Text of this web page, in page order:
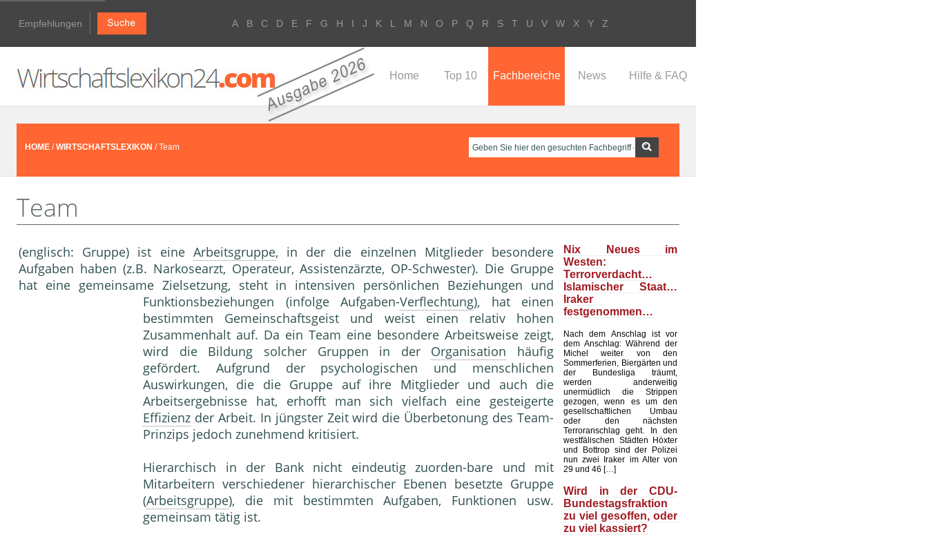
Empfehlungen A B C D E F G H I J K L M N O P Q R S T U V W X Y Z
Home Top 10 Fachbereiche News Hilfe & FAQ
HOME /WIRTSCHAFTSLEXIKON / Team
Team
(englisch: Gruppe) ist eine Arbeitsgruppe, in der die einzelnen Mitglieder besondere
Aufgaben haben (z.B. Narkosearzt, Operateur, Assistenzärzte, OP-Schwester). Die Gruppe
hat eine gemeinsame Zielsetzung, steht in intensiven persönlichen Beziehungen und
Funktionsbeziehungen (infolge Aufgaben-Verflechtung), hat einen
bestimmten Gemeinschaftsgeist und weist einen relativ hohen
Zusammenhalt auf. Da ein Team eine besondere Arbeitsweise zeigt,
wird die Bildung solcher Gruppen in der Organisation häufig
gefördert. Aufgrund der psychologischen und menschlichen
Auswirkungen, die die Gruppe auf ihre Mitglieder und auch die
Arbeitsergebnisse hat, erhofft man sich vielfach eine gesteigerte
Effizienz der Arbeit. In jüngster Zeit wird die Überbetonung des Team-
Prinzips jedoch zunehmend kritisiert.
Hierarchisch in der Bank nicht eindeutig zuorden-bare und mit
Mitarbeitern verschiedener hierarchischer Ebenen besetzte Gruppe
(Arbeitsgruppe), die mit bestimmten Aufgaben, Funktionen usw.
gemeinsam tätig ist.
Nix Neues im
Westen:
Terrorverdacht…
Islamischer Staat…
Iraker
festgenommen…
Nach dem Anschlag ist vor
dem Anschlag: Während der
Michel weiter von den
Sommerferien, Biergärten und
der Bundesliga träumt,
werden anderweitig
unermüdlich die Strippen
gezogen, wenn es um den
gesellschaftlichen Umbau
oder den nächsten
Terroranschlag geht. In den
westfälischen Städten Höxter
und Bottrop sind der Polizei
nun zwei Iraker im Alter von
29 und 46 […]
Wird in der CDU-
Bundestagsfraktion
zu viel gesoffen, oder
zu viel kassiert?